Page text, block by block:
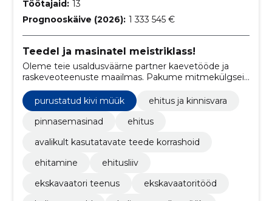
Töötajaid: 13
Prognooskäive (2026): 1 333 545 €
Teedel ja masinatel meistriklass!
Oleme teie usaldusväärne partner kaevetööde ja
raskeveoteenuste maailmas. Pakume mitmekülgseid
ja professionaalseid lahendusi, mis vastavad nii suurte
ehitusprojektide nõudmistele kui ka individuaalsele
vajadusele.
purustatud kivi müük
ehitus ja kinnisvara
pinnasemasinad
ehitus
avalikult kasutatavate teede korrashoid
ehitamine
ehitusliiv
ekskavaatori teenus
ekskavaatoritööd